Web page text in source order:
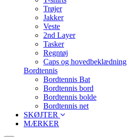
Trøjer
Jakker
Veste
2nd Layer
Tasker
Regntøj
Caps og hovedbeklædning
Bordtennis
Bordtennis Bat
Bordtennis bord
Bordtennis bolde
Bordtennis net
SKØJTER
MÆRKER